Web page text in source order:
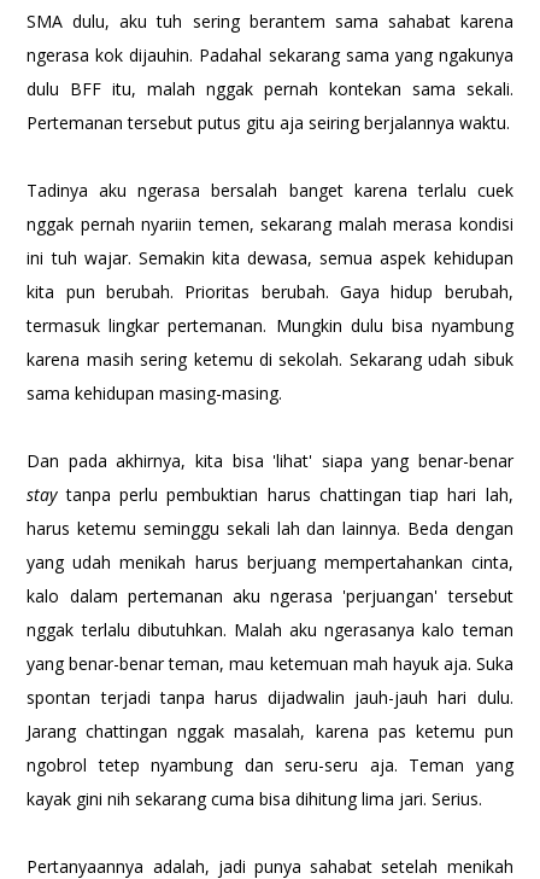
SMA dulu, aku tuh sering berantem sama sahabat karena
ngerasa kok dijauhin. Padahal sekarang sama yang ngakunya
dulu BFF itu, malah nggak pernah kontekan sama sekali.
Pertemanan tersebut putus gitu aja seiring berjalannya waktu.
Tadinya aku ngerasa bersalah banget karena terlalu cuek
nggak pernah nyariin temen, sekarang malah merasa kondisi
ini tuh wajar. Semakin kita dewasa, semua aspek kehidupan
kita pun berubah. Prioritas berubah. Gaya hidup berubah,
termasuk lingkar pertemanan. Mungkin dulu bisa nyambung
karena masih sering ketemu di sekolah. Sekarang udah sibuk
sama kehidupan masing-masing.
Dan pada akhirnya, kita bisa 'lihat' siapa yang benar-benar
staytanpa perlu pembuktian harus chattingan tiap hari lah,
harus ketemu seminggu sekali lah dan lainnya. Beda dengan
yang udah menikah harus berjuang mempertahankan cinta,
kalo dalam pertemanan aku ngerasa 'perjuangan' tersebut
nggak terlalu dibutuhkan. Malah aku ngerasanya kalo teman
yang benar-benar teman, mau ketemuan mah hayuk aja. Suka
spontan terjadi tanpa harus dijadwalin jauh-jauh hari dulu.
Jarang chattingan nggak masalah, karena pas ketemu pun
ngobrol tetep nyambung dan seru-seru aja. Teman yang
kayak gini nih sekarang cuma bisa dihitung lima jari. Serius.
Pertanyaannya adalah, jadi punya sahabat setelah menikah